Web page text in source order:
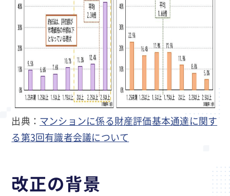
出典： マンションに係る財産評価基本通達に関す
る第3回有識者会議について
改正の背景